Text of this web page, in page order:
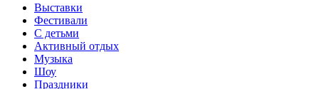
Выставки
Фестивали
С детьми
Активный отдых
Музыка
Шоу
Праздники